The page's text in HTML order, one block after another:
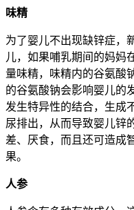
味精
为了婴儿不出现缺锌症，
儿，如果哺乳期间的妈妈
量味精，味精内的谷氨酸
的谷氨酸钠会影响婴儿的
发生特异性的结合，生成
尿排出，从而导致婴儿锌
差、厌食，而且还可造成
果。
人参